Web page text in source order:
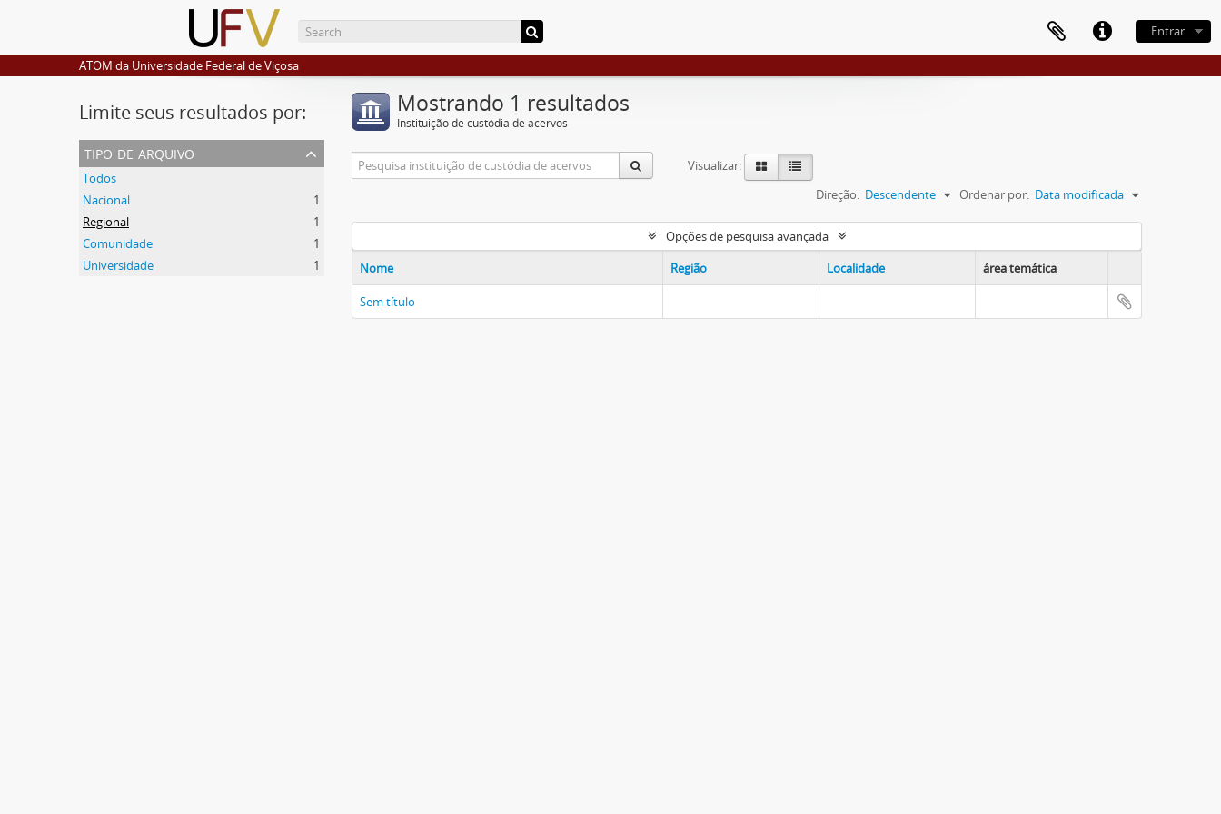
Entrar
ATOM da Universidade Federal de Viçosa
Limite seus resultados por:
tipo de arquivo
Todos
Nacional
1
Regional
1
Comunidade
1
Universidade
1
Mostrando 1 resultados
Instituição de custódia de acervos
Visualizar:
Ordenar por: Data modificada
Direção: Descendente
Opções de pesquisa avançada
Nome
Região Localidade área temática
Sem título